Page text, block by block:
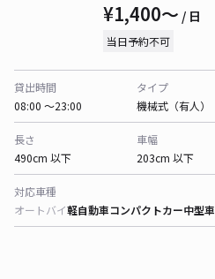
¥1,400〜 / 日
当日予約不可
貸出時間
08:00 〜23:00
タイプ
機械式（有人）
長さ
490cm 以下
車幅
203cm 以下
対応車種
オートバイ軽自動車コンパクトカー中型車